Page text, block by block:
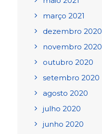
março 2021
dezembro 2020
novembro 2020
outubro 2020
setembro 2020
agosto 2020
julho 2020
junho 2020